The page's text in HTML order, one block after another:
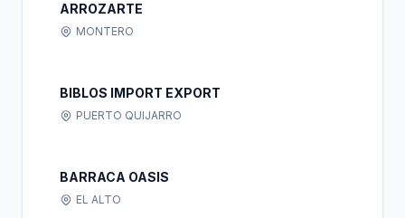
ARROZARTE
MONTERO
BIBLOS IMPORT EXPORT
PUERTO QUIJARRO
BARRACA OASIS
EL ALTO